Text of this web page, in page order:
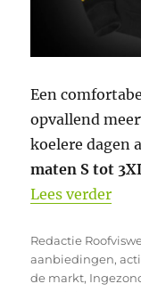
Een
opvallend
koelere dagen
maten S tot
Lees verder
Auteur
Redactie
aanbiedingen,
de markt,